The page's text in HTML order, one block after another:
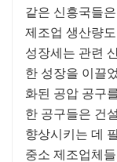
같은 신흥국들
제조업 생산량
성장세는 관련
한 성장을 이끌
화된 공압 공구
한 공구들은 건
향상시키는 데
중소 제조업체